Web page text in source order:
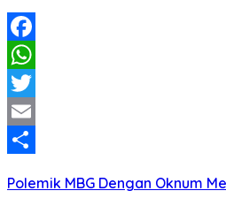
Facebook
WhatsApp
Twitter
Email
Polemik MBG Dengan Oknum